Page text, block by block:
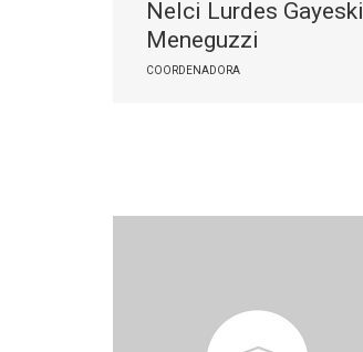
Nelci Lurdes Gayeski
Meneguzzi
COORDENADORA